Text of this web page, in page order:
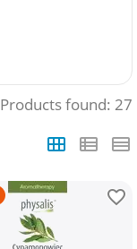
Products found: 27